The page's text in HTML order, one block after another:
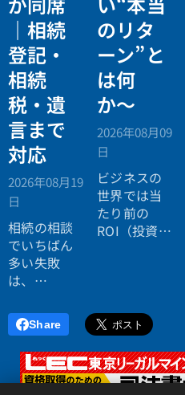
｜相続
登記・
相続
税・遺
言まで
対応
2026年08月19
日
相続の相談
でいちばん
多い失敗
は、
行ったら登
記の話がで
きず、司法
書士に行っ
たら税金が
のリタ
ーン”と
は何
か〜
2026年08月09
日
ビジネスの
世界では当
たり前の
ROI（投資対
広がってい
ます。
Share